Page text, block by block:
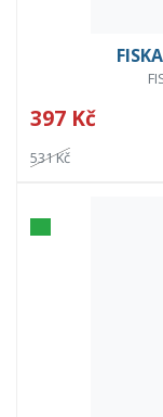
397 Kč
531 Kč